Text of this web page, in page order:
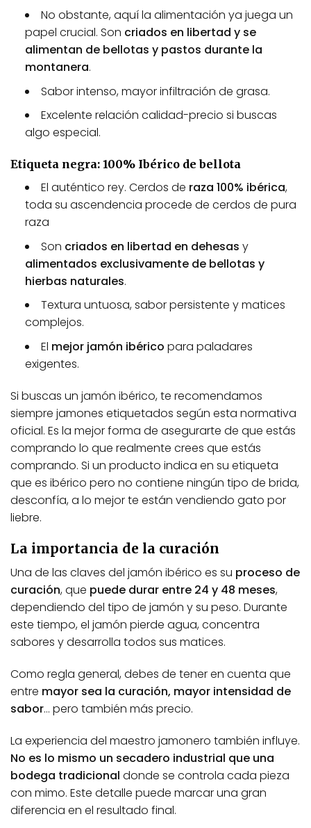
No obstante, aquí la alimentación ya juega un
papel crucial. Son criados en libertad y se
alimentan de bellotas y pastos durante la
montanera.
Sabor intenso, mayor infiltración de grasa.
Excelente relación calidad-precio si buscas
algo especial.
Etiqueta negra: 100% Ibérico de bellota
El auténtico rey. Cerdos de raza 100% ibérica,
toda su ascendencia procede de cerdos de pura
raza
Son criados en libertad en dehesas y
alimentados exclusivamente de bellotas y
hierbas naturales.
Textura untuosa, sabor persistente y matices
complejos.
El mejor jamón ibérico para paladares
exigentes.
Si buscas un jamón ibérico, te recomendamos
siempre jamones etiquetados según esta normativa
oficial. Es la mejor forma de asegurarte de que estás
comprando lo que realmente crees que estás
comprando. Si un producto indica en su etiqueta
que es ibérico pero no contiene ningún tipo de brida,
desconfía, a lo mejor te están vendiendo gato por
liebre.
La importancia de la curación
Una de las claves del jamón ibérico es su proceso de
curación, que puede durar entre 24 y 48 meses,
dependiendo del tipo de jamón y su peso. Durante
este tiempo, el jamón pierde agua, concentra
sabores y desarrolla todos sus matices.
Como regla general, debes de tener en cuenta que
entre mayor sea la curación, mayor intensidad de
sabor… pero también más precio.
La experiencia del maestro jamonero también influye.
No es lo mismo un secadero industrial que una
bodega tradicional donde se controla cada pieza
con mimo. Este detalle puede marcar una gran
diferencia en el resultado final.